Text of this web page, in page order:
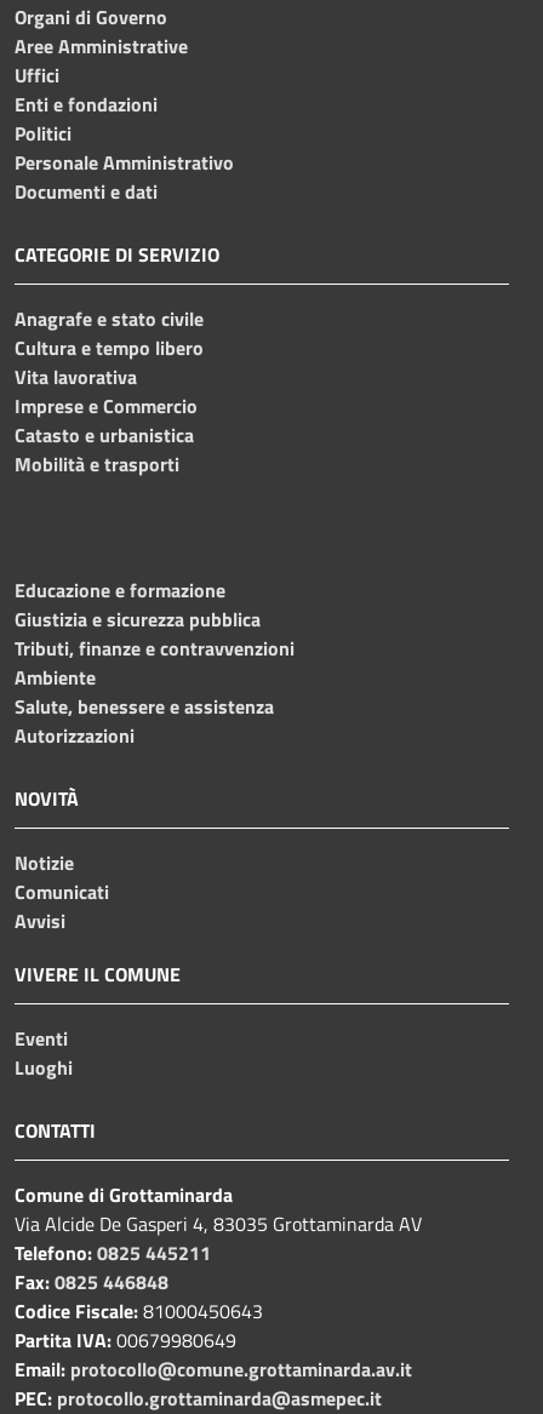
Organi di Governo
Aree Amministrative
Uffici
Enti e fondazioni
Politici
Personale Amministrativo
Documenti e dati
CATEGORIE DI SERVIZIO
Anagrafe e stato civile
Cultura e tempo libero
Vita lavorativa
Imprese e Commercio
Catasto e urbanistica
Mobilità e trasporti
Educazione e formazione
Giustizia e sicurezza pubblica
Tributi, finanze e contravvenzioni
Ambiente
Salute, benessere e assistenza
Autorizzazioni
NOVITÀ
Notizie
Comunicati
Avvisi
VIVERE IL COMUNE
Eventi
Luoghi
CONTATTI
Comune di Grottaminarda
Via Alcide De Gasperi 4, 83035 Grottaminarda AV
Telefono:0825 445211
Fax:0825 446848
Codice Fiscale:81000450643
Partita IVA:00679980649
Email: protocollo@comune.grottaminarda.av.it
PEC: protocollo.grottaminarda@asmepec.it